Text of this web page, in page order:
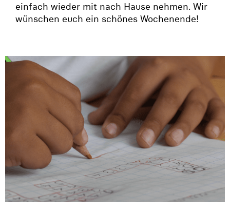
einfach wieder mit nach Hause nehmen. Wir
wünschen euch ein schönes Wochenende!